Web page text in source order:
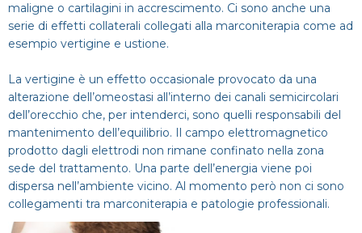
maligne o cartilagini in accrescimento. Ci sono anche una
serie di effetti collaterali collegati alla marconiterapia come ad
esempio vertigine e ustione.
La vertigine è un effetto occasionale provocato da una
alterazione dell’omeostasi all’interno dei canali semicircolari
dell’orecchio che, per intenderci, sono quelli responsabili del
mantenimento dell’equilibrio. Il campo elettromagnetico
prodotto dagli elettrodi non rimane confinato nella zona
sede del trattamento. Una parte dell’energia viene poi
dispersa nell’ambiente vicino. Al momento però non ci sono
collegamenti tra marconiterapia e patologie professionali.